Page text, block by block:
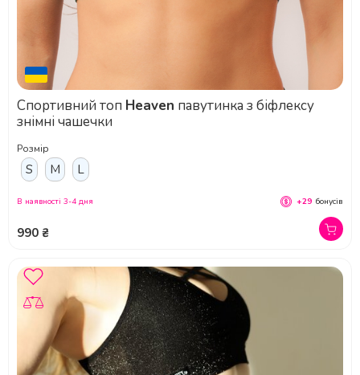
Спортивний топ Heaven павутинка з біфлексу
знімні чашечки
Розмір
S M L
990 ₴
В наявності 3-4 дня +29 бонусів